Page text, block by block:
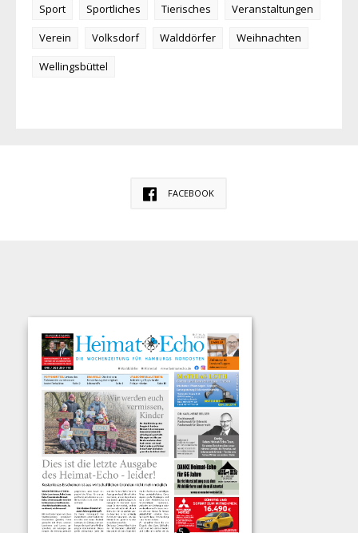
Sport
Sportliches Tierisches
Veranstaltungen
Verein
Volksdorf Walddörfer
Weihnachten
Wellingsbüttel
FACEBOOK